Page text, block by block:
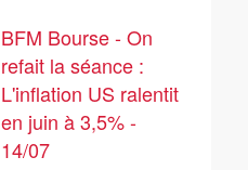
BFM Bourse - On
refait la séance :
L'inflation US ralentit
en juin à 3,5% -
14/07